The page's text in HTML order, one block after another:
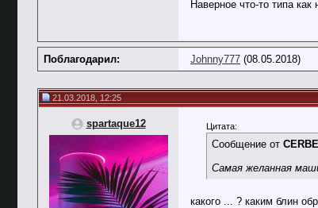
Наверное что-то типа как
Поблагодарил: Johnny777 (08.05.2018)
21.03.2018, 12:25
spartaque12 Цитата:
Сообщение от
Самая желанная
какого ... ? каким блин